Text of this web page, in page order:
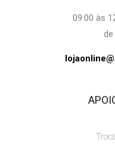
09:00 às